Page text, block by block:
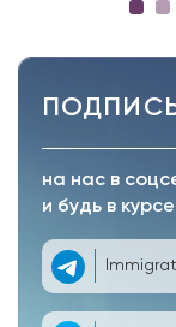
на нас в
и будь в